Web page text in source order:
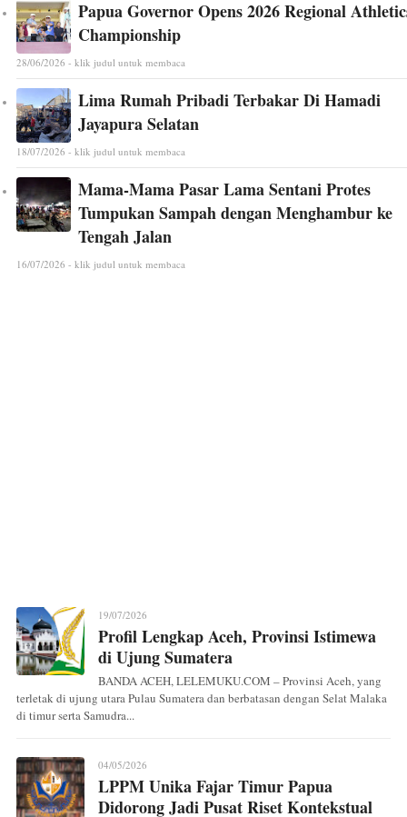
Papua Governor Opens 2026 Regional
Championship
28/06/2026 - klik judul untuk membaca
Lima Rumah Pribadi Terbakar Di Hamadi
Jayapura Selatan
18/07/2026 - klik judul untuk membaca
Mama-Mama Pasar Lama Sentani Protes
Tumpukan Sampah dengan Menghambur ke
Tengah Jalan
16/07/2026 - klik judul untuk membaca
19/07/2026
Profil Lengkap Aceh, Provinsi Istimewa
di Ujung Sumatera
BANDA ACEH, LELEMUKU.COM – Provinsi Aceh, yang
terletak di ujung utara Pulau Sumatera dan berbatasan dengan Selat Malaka
di timur serta Samudra...
04/05/2026
LPPM Unika Fajar Timur Papua
Didorong Jadi Pusat Riset Kontekstual